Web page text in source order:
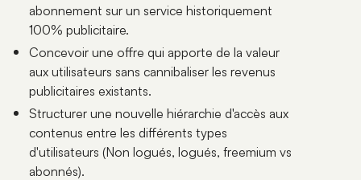
abonnement sur un service historiquement
100% publicitaire.
Concevoir une offre qui apporte de la valeur
aux utilisateurs sans cannibaliser les revenus
publicitaires existants.
Structurer une nouvelle hiérarchie d'accès aux
contenus entre les différents types
d'utilisateurs (Non logués, logués, freemium vs
abonnés).